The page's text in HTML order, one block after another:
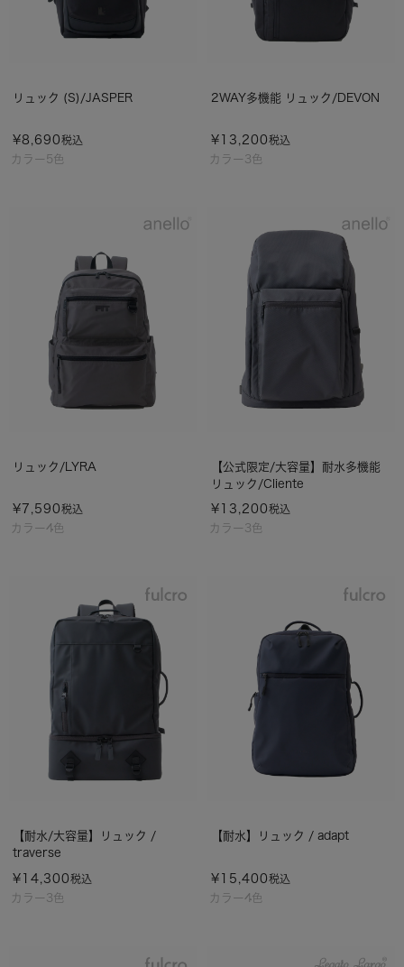
カラー5色
リュック (S)/JASPER
¥8,690税込
カラー3色
2WAY多機能 リュック/DEVON
¥ 13,200税込
カラー4色
リュック/LYRA
¥ 7,590税込
カラー3色
【公式限定/大容量】耐水多機能
リュック/Cliente
¥ 13,200税込
カラー3色
【耐水/大容量】リュック /
traverse
¥ 14,300税込
カラー4色
【耐水】リュック / adapt
¥ 15,400税込